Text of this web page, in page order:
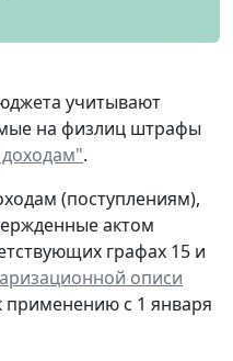
учитывают
на физлиц штрафы
.
(поступлениям),
актом
графах 15 и
описи
применению с 1 января